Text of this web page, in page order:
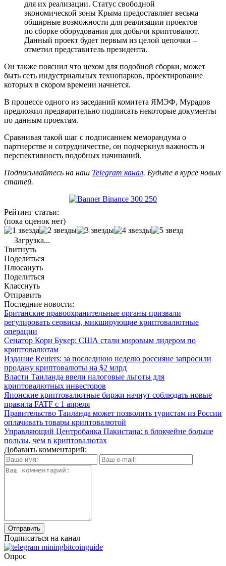
для их реализации. Статус свободной
экономической зоны Крыма предоставляет весьма
обширные возможности для реализации проектов
по сборке оборудования для добычи криптовалют.
Данный проект будет первым из целой цепочки –
отметил представитель президента.
Он также пояснил что цехом для подобной сборки, может
быть сеть индустриальных технопарков, проектирование
которых в скором времени начнется.
В процессе одного из заседаний комитета ЯМЭФ, Мурадов
предложил предварительно подписать некоторые документы
по данным проектам.
Сравнивая такой шаг с подписанием меморандума о
партнерстве и сотрудничестве, он подчеркнул важность и
перспективность подобных начинаний.
Подписывайтесь на наш Telegram канал. Будьте в курсе новых
статей.
Рейтинг статьи:
(пока оценок нет)
Загрузка...
Твитнуть
Поделиться
Плюсануть
Поделиться
Класснуть
Отправить
Последние новости:
Британские правоохранительные органы призвали
регулировать сервисы, микширующие криптовалютные
операции
Сенатор Кори Букер: США стали мировым лидером по
криптовалютам
Издание Reuters: за последнюю неделю россияне запросили
продажу криптовалюты на $2 млрд
Власти Таиланда ввели налоговые льготы для
криптовалютных инвесторов
Японские криптовалютные биржи начнут соблюдать новые
правила FATF с 1 апреля
Правительство Таиланда может позволить туристам из России
оплачивать товары криптовалютой
Управляющий Центробанка Пакистана: в блокчейне больше
пользы, чем в криптовалютах
Добавить комментарий:
Подписаться на канал
Опрос